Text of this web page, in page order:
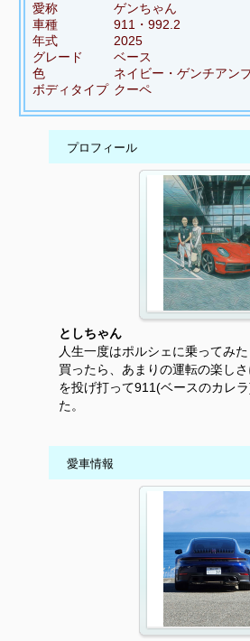
愛称
ゲンちゃん
車種
911・992.2
年式
2025
グレード
ベース
色
ネイビー・ゲンチアン
ボディタイプ クーペ
プロフィール
としちゃん
人生一度はポルシェに乗ってみ
買ったら、あまりの運転の楽し
を投げ打って911(ベースのカレ
た。
愛車情報